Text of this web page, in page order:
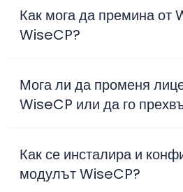
Как мога да премина от
WiseCP?
Мога ли да променя
WiseCP или да го
Как се инсталира и
модулът WiseCP?